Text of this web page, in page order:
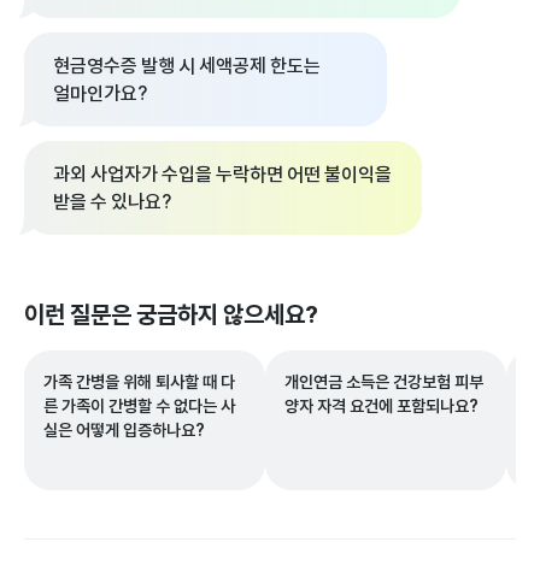
현금영수증 발행 시 세액공제 한도는
얼마인가요?
과외 사업자가 수입을 누락하면 어떤 불이익을
받을 수 있나요?
이런 질문은 궁금하지 않으세요?
가족 간병을 위해 퇴사할 때 다
른 가족이 간병할 수 없다는 사
실은 어떻게 입증하나요?
개인연금 소득은 건강보험 피부
양자 자격 요건에 포함되나요?